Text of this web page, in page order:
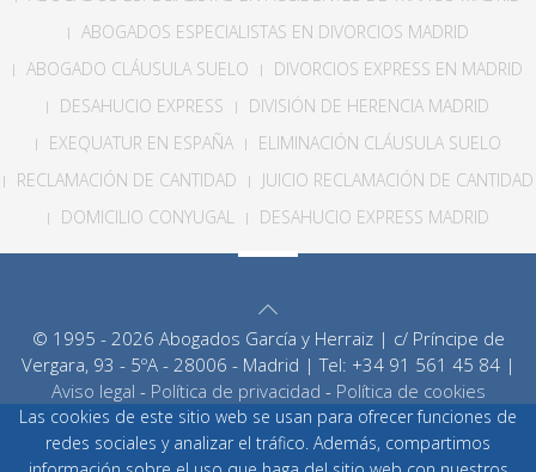
ABOGADOS ESPECIALISTAS EN DIVORCIOS MADRID
ABOGADO CLÁUSULA SUELO
DIVORCIOS EXPRESS EN MADRID
DESAHUCIO EXPRESS
DIVISIÓN DE HERENCIA MADRID
EXEQUATUR EN ESPAÑA
ELIMINACIÓN CLÁUSULA SUELO
RECLAMACIÓN DE CANTIDAD
JUICIO RECLAMACIÓN DE CANTIDAD
DOMICILIO CONYUGAL
DESAHUCIO EXPRESS MADRID
© 1995 - 2026 Abogados García y Herraiz | c/ Príncipe de
Vergara, 93 - 5ºA - 28006 - Madrid | Tel: +34 91 561 45 84 |
Aviso legal - Política de privacidad - Política de cookies
Las cookies de este sitio web se usan para ofrecer funciones de
redes sociales y analizar el tráfico. Además, compartimos